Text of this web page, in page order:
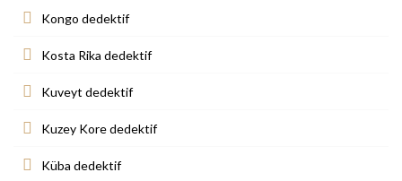
Kongo dedektif
Kosta Rika dedektif
Kuveyt dedektif
Kuzey Kore dedektif
Küba dedektif